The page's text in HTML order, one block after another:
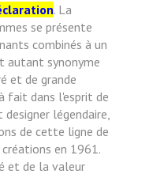
. La
se présente
combinés à un
autant synonyme
et de grande
fait dans l'esprit de
légendaire,
de cette ligne de
en 1961.
et de la valeur